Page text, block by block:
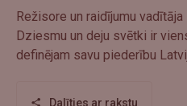
Režisore un raidījumu
Dziesmu un deju svētki ir
definējam savu piederību
Dalīties ar rakstu